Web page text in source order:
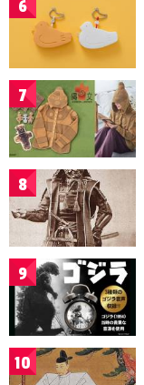
6
7
8
9
10